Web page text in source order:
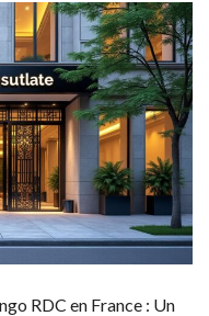
RDC en France : Un